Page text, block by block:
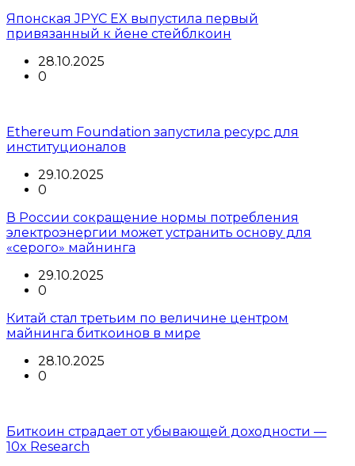
Японская JPYC EX выпустила первый
привязанный к йене стейблкоин
28.10.2025
0
Ethereum Foundation запустила ресурс для
институционалов
29.10.2025
0
В России сокращение нормы потребления
электроэнергии может устранить основу для
«серого» майнинга
29.10.2025
0
Китай стал третьим по величине центром
майнинга биткоинов в мире
28.10.2025
0
Биткоин страдает от убывающей доходности —
10x Research